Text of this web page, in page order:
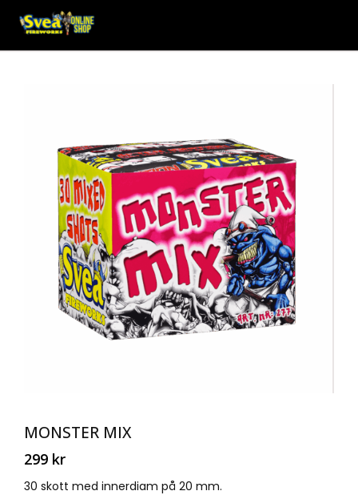
MONSTER MIX
299 kr
30 skott med innerdiam på 20 mm.